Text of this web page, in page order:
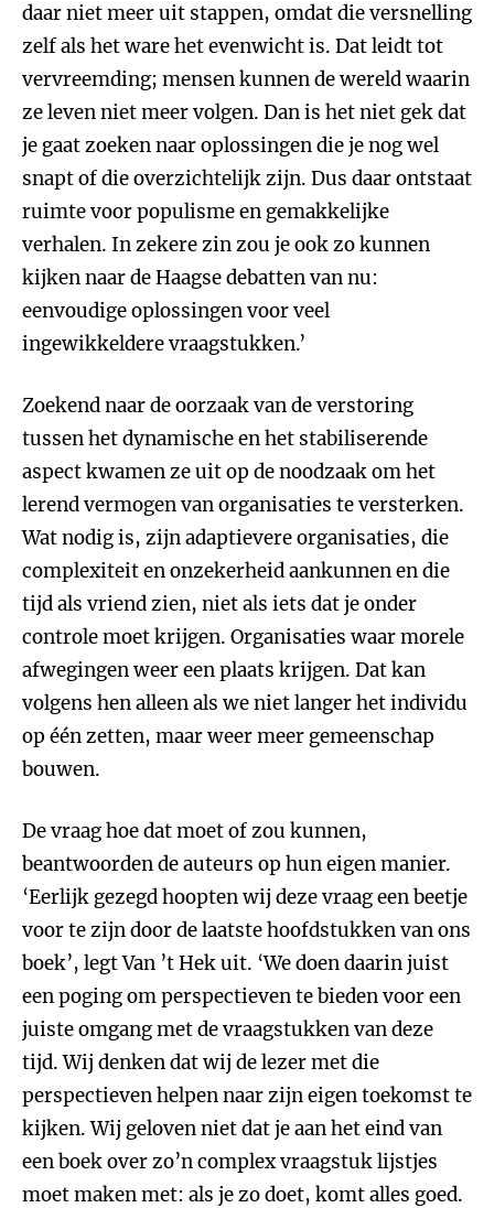
daar niet meer uit stappen, omdat die versnelling
zelf als het ware het evenwicht is. Dat leidt tot
vervreemding; mensen kunnen de wereld waarin
ze leven niet meer volgen. Dan is het niet gek dat
je gaat zoeken naar oplossingen die je nog wel
snapt of die overzichtelijk zijn. Dus daar ontstaat
ruimte voor populisme en gemakkelijke
verhalen. In zekere zin zou je ook zo kunnen
kijken naar de Haagse debatten van nu:
eenvoudige oplossingen voor veel
ingewikkeldere vraagstukken.’
Zoekend naar de oorzaak van de verstoring
tussen het dynamische en het stabiliserende
aspect kwamen ze uit op de noodzaak om het
lerend vermogen van organisaties te versterken.
Wat nodig is, zijn adaptievere organisaties, die
complexiteit en onzekerheid aankunnen en die
tijd als vriend zien, niet als iets dat je onder
controle moet krijgen. Organisaties waar morele
afwegingen weer een plaats krijgen. Dat kan
volgens hen alleen als we niet langer het individu
op één zetten, maar weer meer gemeenschap
bouwen.
De vraag hoe dat moet of zou kunnen,
beantwoorden de auteurs op hun eigen manier.
‘Eerlijk gezegd hoopten wij deze vraag een beetje
voor te zijn door de laatste hoofdstukken van ons
boek’, legt Van ’t Hek uit. ‘We doen daarin juist
een poging om perspectieven te bieden voor een
juiste omgang met de vraagstukken van deze
tijd. Wij denken dat wij de lezer met die
perspectieven helpen naar zijn eigen toekomst te
kijken. Wij geloven niet dat je aan het eind van
een boek over zo’n complex vraagstuk lijstjes
moet maken met: als je zo doet, komt alles goed.